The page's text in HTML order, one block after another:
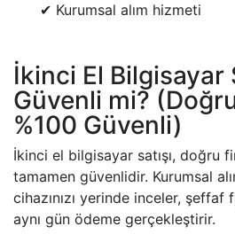
✔ Kurumsal alım hizmeti
İkinci El Bilgisayar
Güvenli mi?
%100 Güvenli)
İkinci el bilgisayar satışı, doğru
tamamen güvenlidir. Kurumsal
cihazınızı yerinde inceler, şeffaf
aynı gün ödeme gerçekleştirir.